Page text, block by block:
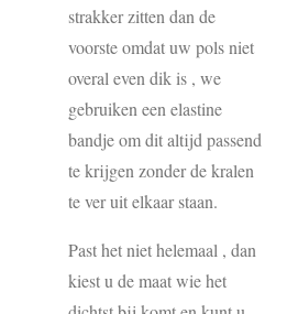
strakker zitten dan de
voorste omdat uw pols niet
overal even dik is , we
gebruiken een elastine
bandje om dit altijd passend
te krijgen zonder de kralen
te ver uit elkaar staan.
Past het niet helemaal , dan
kiest u de maat wie het